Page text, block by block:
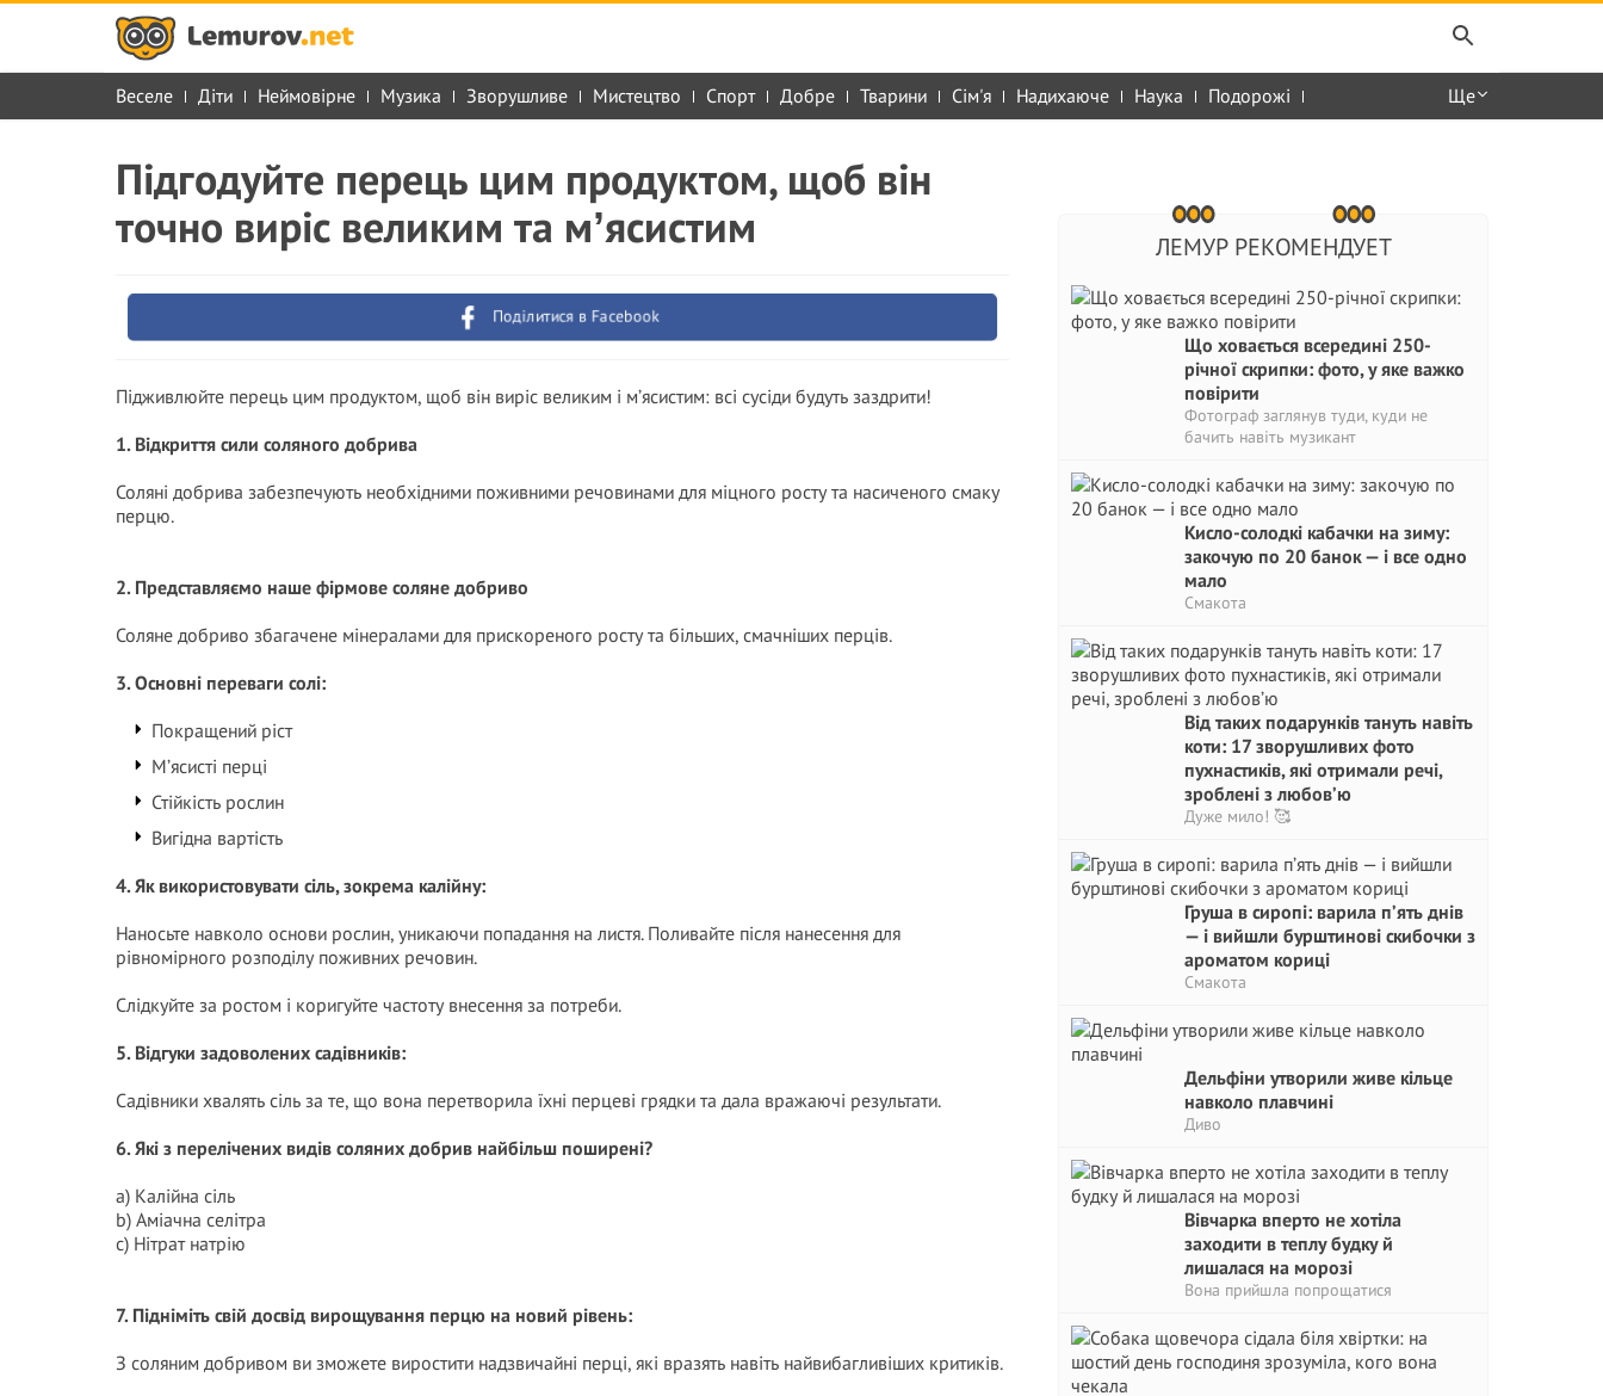
Веселе Діти Неймовірне Музика Зворушливе Мистецтво Спорт Добре Тварини Сім'я Надихаюче Наука Подорожі Ще
ЛЕМУР РЕКОМЕНДУЕТ
Що ховається всередині 250-
річної скрипки: фото, у яке важко
повірити
Фотограф заглянув туди, куди не
бачить навіть музикант
Кисло-солодкі кабачки на зиму:
закочую по 20 банок — і все одно
мало
Смакота
Від таких подарунків тануть навіть
коти: 17 зворушливих фото
пухнастиків, які отримали речі,
зроблені з любов’ю
Дуже мило! 🥰
Груша в сиропі: варила п’ять днів
— і вийшли бурштинові скибочки з
ароматом кориці
Смакота
Дельфіни утворили живе кільце
навколо плавчині
Диво
Вівчарка вперто не хотіла
заходити в теплу будку й
лишалася на морозі
Вона прийшла попрощатися
Підгодуйте перець цим продуктом, щоб він
точно виріс великим та мʼясистим
Поділитися в Facebook
Підживлюйте перець цим продуктом, щоб він виріс великим і м’ясистим: всі сусіди будуть заздрити!
1. Відкриття сили соляного добрива
Соляні добрива забезпечують необхідними поживними речовинами для міцного росту та насиченого смаку
перцю.
2. Представляємо наше фірмове соляне добриво
Соляне добриво збагачене мінералами для прискореного росту та більших, смачніших перців.
3. Основні переваги солі:
Покращений ріст
М’ясисті перці
Стійкість рослин
Вигідна вартість
4. Як використовувати сіль, зокрема калійну:
Наносьте навколо основи рослин, уникаючи попадання на листя. Поливайте після нанесення для
рівномірного розподілу поживних речовин.
Слідкуйте за ростом і коригуйте частоту внесення за потреби.
5. Відгуки задоволених садівників:
Садівники хвалять сіль за те, що вона перетворила їхні перцеві грядки та дала вражаючі результати.
6. Які з перелічених видів соляних добрив найбільш поширені?
a) Калійна сіль
b) Аміачна селітра
c) Нітрат натрію
7. Підніміть свій досвід вирощування перцю на новий рівень:
З соляним добривом ви зможете виростити надзвичайні перці, які вразять навіть найвибагливіших критиків.